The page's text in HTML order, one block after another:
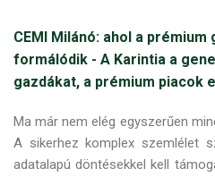
CEMI Milánó: ahol a prémium
formálódik - A Karintia a
gazdákat, a prémium piacok
Ma már nem elég egyszerűen
A sikerhez komplex szemlélet
adatalapú döntésekkel kell